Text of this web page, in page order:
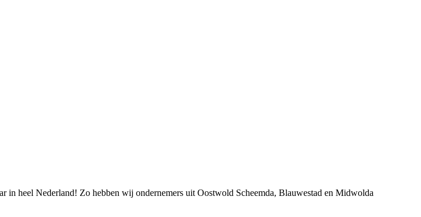
heel Nederland! Zo hebben wij ondernemers uit Oostwold Scheemda, Blauwestad en Midwolda